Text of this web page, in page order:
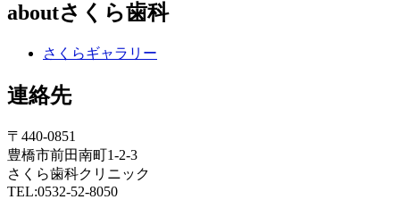
aboutさくら歯科
さくらギャラリー
連絡先
〒440-0851
豊橋市前田南町1-2-3
さくら歯科クリニック
TEL:0532-52-8050